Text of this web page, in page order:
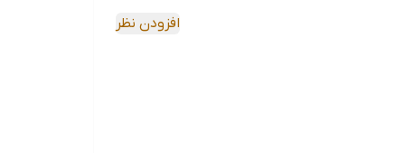
افزودن نظر